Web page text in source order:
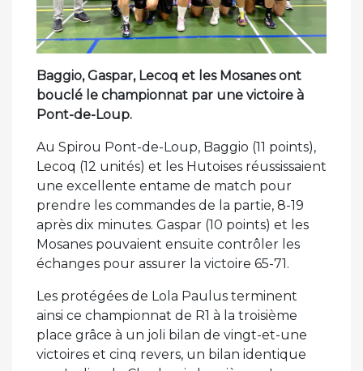
Baggio, Gaspar, Lecoq et les Mosanes ont
bouclé le championnat par une victoire à
Pont-de-Loup.
Au Spirou Pont-de-Loup, Baggio (11 points),
Lecoq (12 unités) et les Hutoises réussissaient
une excellente entame de match pour
prendre les commandes de la partie, 8-19
après dix minutes. Gaspar (10 points) et les
Mosanes pouvaient ensuite contrôler les
échanges pour assurer la victoire 65-71.
Les protégées de Lola Paulus terminent
ainsi ce championnat de R1 à la troisième
place grâce à un joli bilan de vingt-et-une
victoires et cinq revers, un bilan identique